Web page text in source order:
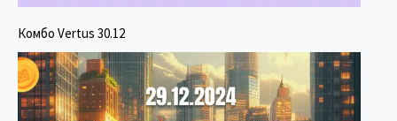
Комбо Vertus 30.12